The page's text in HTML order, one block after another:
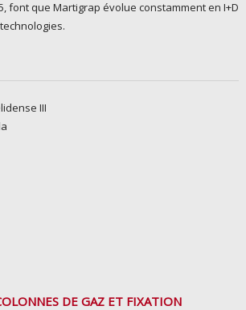
font que Martigrap évolue constamment en I+D
III
DE GAZ ET FIXATION